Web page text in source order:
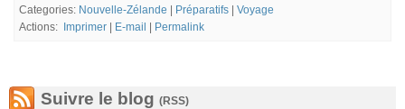
Suivre le blog (RSS)
Categories: Nouvelle-Zélande Préparatifs
Voyage
Actions:
Imprimer E-mail Permalink